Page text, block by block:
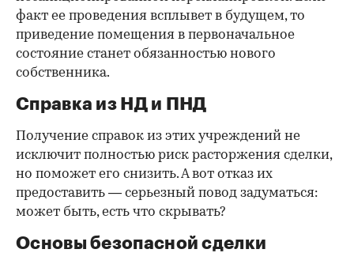
факт ее проведения всплывет в будущем, то
приведение помещения в первоначальное
состояние станет обязанностью нового
собственника.
Справка из НД и ПНД
Получение справок из этих учреждений не
исключит полностью риск расторжения сделки,
но поможет его снизить. А вот отказ их
предоставить — серьезный повод задуматься:
может быть, есть что скрывать?
Основы безопасной сделки